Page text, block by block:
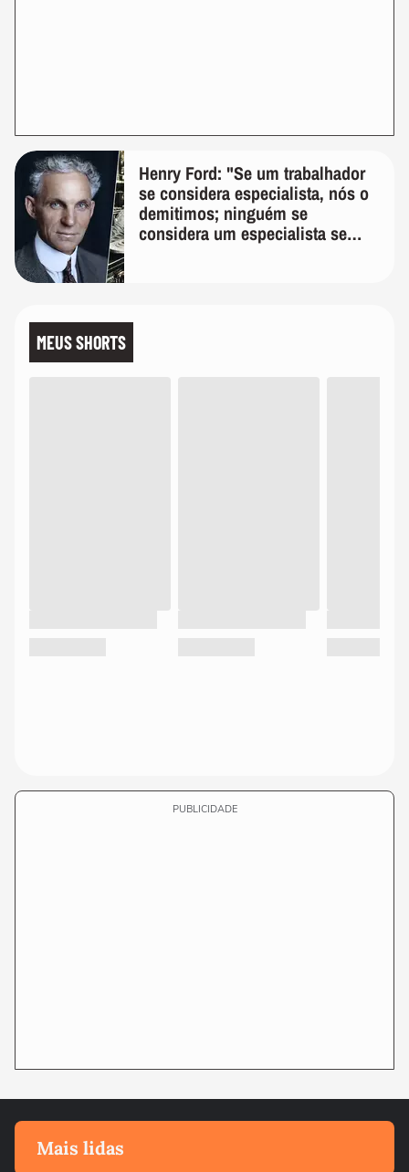
Henry Ford: "Se um trabalhador
se considera especialista, nós o
demitimos; ninguém se
considera um especialista se
MEUS SHORTS
PUBLICIDADE
Mais lidas